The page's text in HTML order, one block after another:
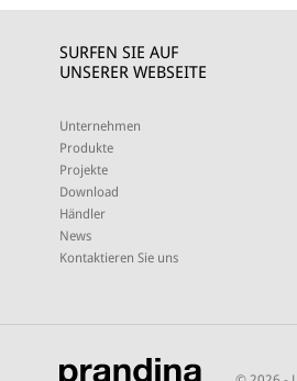
SURFEN SIE AUF
UNSERER WEBSEITE
Unternehmen
Produkte
Projekte
Download
Händler
News
Kontaktieren Sie uns